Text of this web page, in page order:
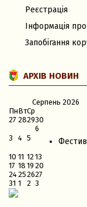
Реєстрація
Інформація
Запобігання
АРХІВ НОВИН
Серпень 2026
ПнВтСр
27 282930
3 4 5
6
10 11 1213
17 18 19 20
24252627
31 1 2 3